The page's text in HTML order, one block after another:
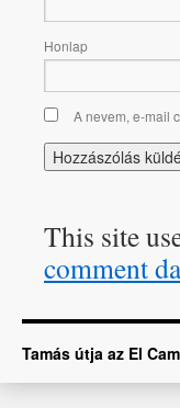
Honlap
A nevem, e-mail
This site
comment
Tamás útja az El